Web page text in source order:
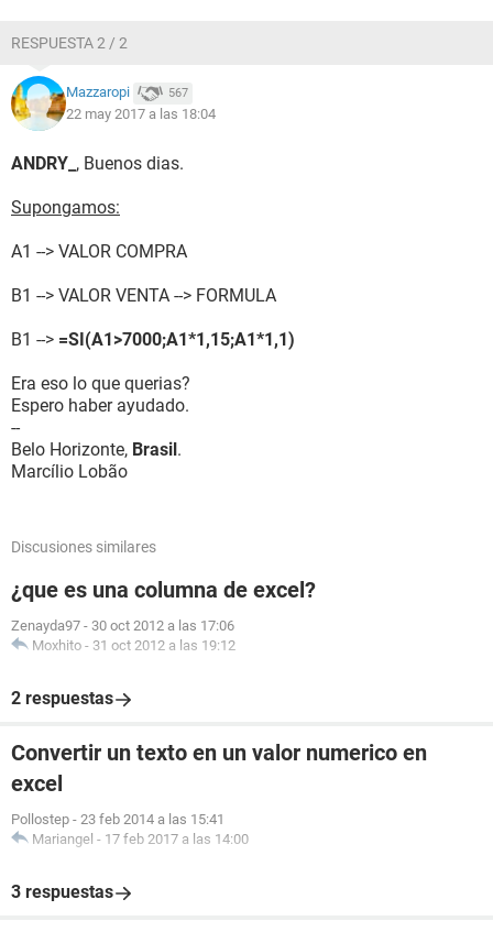
RESPUESTA 2 / 2
Mazzaropi 567
22 may 2017 a las 18:04
ANDRY_ , Buenos dias.
Supongamos:
A1 --> VALOR COMPRA
B1 --> VALOR VENTA --> FORMULA
B1 --> =SI(A1>7000;A1*1,15;A1*1,1)
Era eso lo que querias?
Espero haber ayudado.
--
Belo Horizonte, Brasil.
Marcílio Lobão
Discusiones similares
¿que es una columna de excel?
Zenayda97 - 30 oct 2012 a las 17:06
Moxhito - 31 oct 2012 a las 19:12
2 respuestas
Convertir un texto en un valor numerico en
excel
Pollostep - 23 feb 2014 a las 15:41
Mariangel - 17 feb 2017 a las 14:00
3 respuestas